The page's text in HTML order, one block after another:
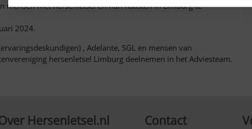
mensen met hersenletsel en hun naasten in Limburg te
2024.
, Adelante, SGL en mensen van
hersenletsel Limburg deelnemen in het Adviesteam.
Hersenletsel.nl Contact